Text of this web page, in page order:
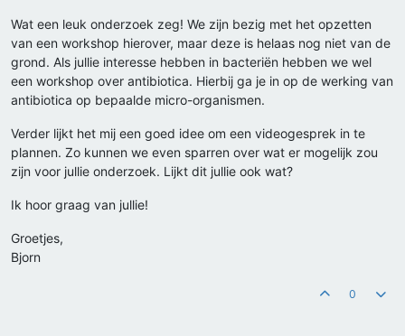
Wat een leuk onderzoek zeg! We zijn bezig met het opzetten
van een workshop hierover, maar deze is helaas nog niet van de
grond. Als jullie interesse hebben in bacteriën hebben we wel
een workshop over antibiotica. Hierbij ga je in op de werking van
antibiotica op bepaalde micro-organismen.
Verder lijkt het mij een goed idee om een videogesprek in te
plannen. Zo kunnen we even sparren over wat er mogelijk zou
zijn voor jullie onderzoek. Lijkt dit jullie ook wat?
Ik hoor graag van jullie!
Groetjes,
Bjorn
0